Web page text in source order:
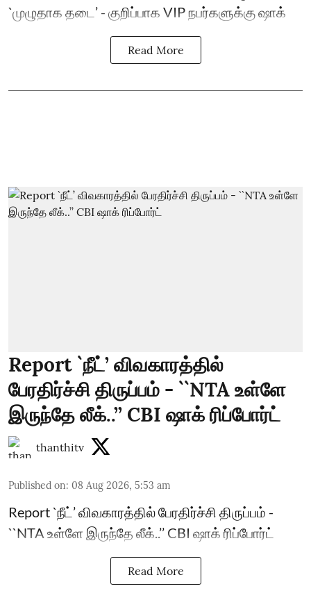
`முழுதாக தடை’ - குறிப்பாக VIP நபர்களுக்கு ஷாக்
Read More
Report `நீட்’ விவகாரத்தில்
பேரதிர்ச்சி திருப்பம் - ``NTA உள்ளே
இருந்தே லீக்..’’ CBI ஷாக் ரிப்போர்ட்
thanthitv
Published on: 08 Aug 2026, 5:53 am
Report `நீட்’ விவகாரத்தில் பேரதிர்ச்சி திருப்பம் -
``NTA உள்ளே இருந்தே லீக்..’’ CBI ஷாக் ரிப்போர்ட்
Read More